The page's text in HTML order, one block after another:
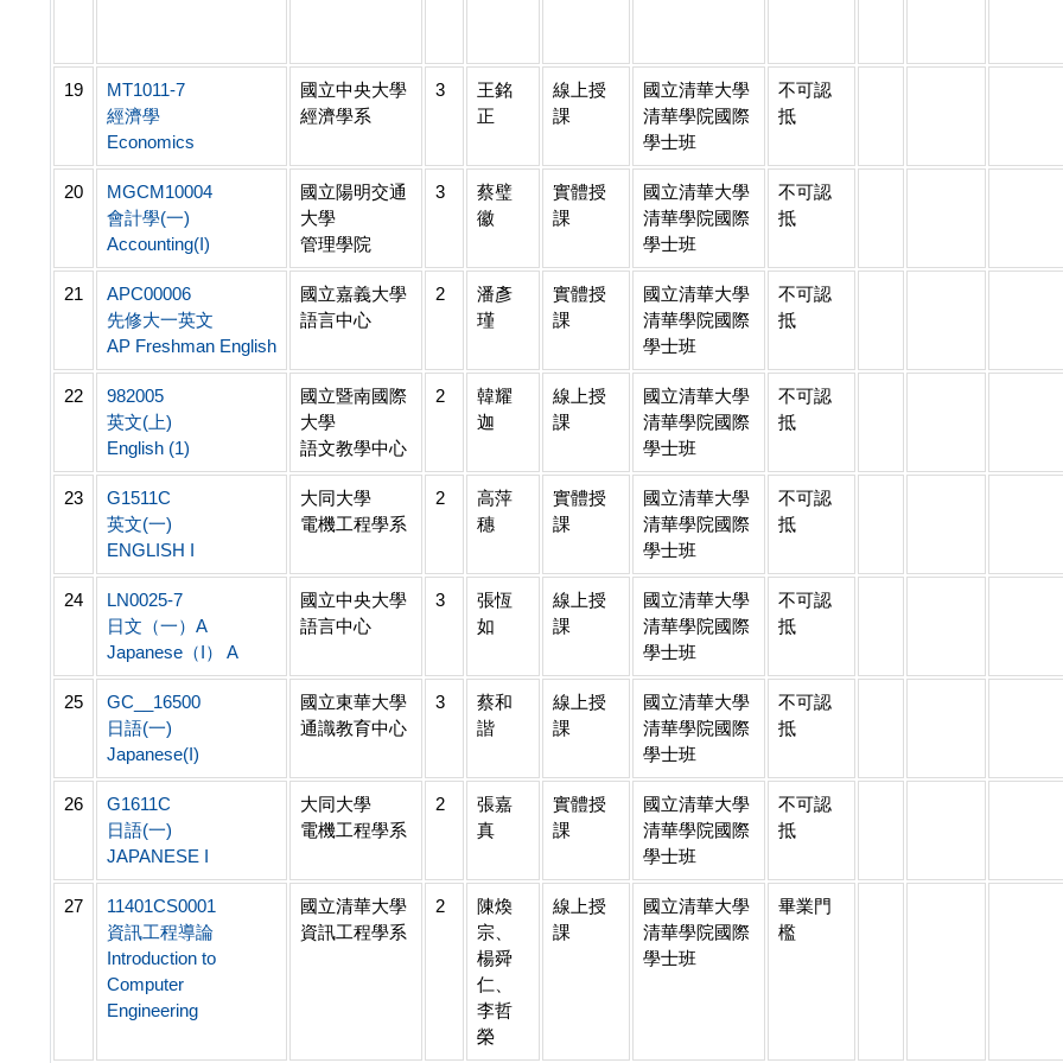
19
MT1011-7
經濟學
Economics
國立中央大學
經濟學系
3
王銘
正
線上授
課
國立清華大學
清華學院國際
學士班
不可認
抵
20
MGCM10004
會計學(一)
Accounting(I)
國立陽明交通
大學
管理學院
3
蔡璧
徽
實體授
課
國立清華大學
清華學院國際
學士班
不可認
抵
21
APC00006
先修大一英文
AP Freshman English
國立嘉義大學
語言中心
2
潘彥
瑾
實體授
課
國立清華大學
清華學院國際
學士班
不可認
抵
22
982005
英文(上)
English (1)
國立暨南國際
大學
語文教學中心
2
韓耀
迦
線上授
課
國立清華大學
清華學院國際
學士班
不可認
抵
23
G1511C
英文(一)
ENGLISH I
大同大學
電機工程學系
2
高萍
穗
實體授
課
國立清華大學
清華學院國際
學士班
不可認
抵
24
LN0025-7
日文（一）A
Japanese（I） A
國立中央大學
語言中心
3
張恆
如
線上授
課
國立清華大學
清華學院國際
學士班
不可認
抵
25
GC__16500
日語(一)
Japanese(I)
國立東華大學
通識教育中心
3
蔡和
諧
線上授
課
國立清華大學
清華學院國際
學士班
不可認
抵
26
G1611C
日語(一)
JAPANESE I
大同大學
電機工程學系
2
張嘉
真
實體授
課
國立清華大學
清華學院國際
學士班
不可認
抵
27
11401CS0001
資訊工程導論
Introduction to
Computer
Engineering
國立清華大學
資訊工程學系
2
陳煥
宗、
楊舜
仁、
李哲
榮
線上授
課
國立清華大學
清華學院國際
學士班
畢業門
檻